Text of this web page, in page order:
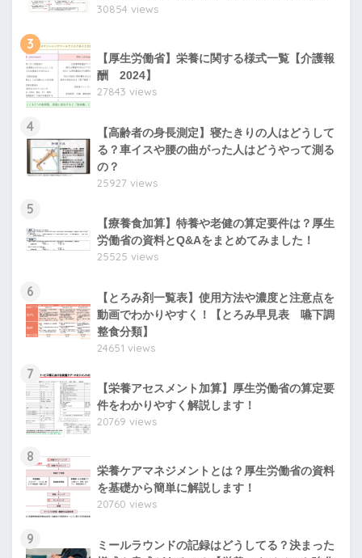
30854 views
3
【厚生労働省】栄養に関する様式一覧【介護報
酬 2024】
27843 views
4
【高齢者の身長測定】寝たきりの人はどうして
る？車イスや腰の曲がった人はどうやって測る
の？
25927 views
5
【療養食加算】特養や老健の算定要件は？厚生
労働省の資料とQ&Aをまとめてみました！
25525 views
6
【とろみ剤一覧表】使用方法や濃度と注意点を
動画でわかりやすく！【とろみ早見表 嚥下調
整食分類】
24651 views
7
【栄養アセスメント加算】厚生労働省の算定要
件をわかりやすく解説します！
20769 views
8
栄養ケアマネジメントとは？厚生労働省の資料
を基礎から簡単に解説します！
20760 views
9
ミールラウンドの記録はどうしてる？決まった